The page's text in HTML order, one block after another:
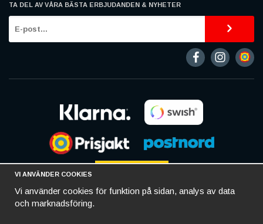
TA DEL AV VÅRA BÄSTA ERBJUDANDEN & NYHETER
VI ANVÄNDER COOKIES
Vi använder cookies för funktion på sidan, analys av data
och marknadsföring.